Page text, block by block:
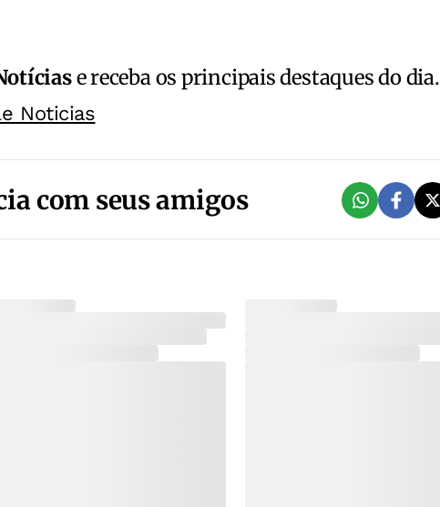
e receba os principais destaques do dia.
Noticias
com seus amigos